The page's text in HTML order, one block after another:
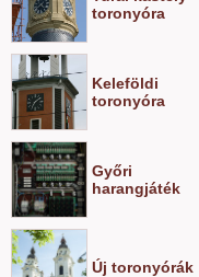
toronyóra
Keleföldi
toronyóra
Győri
harangjáték
Új toronyórák